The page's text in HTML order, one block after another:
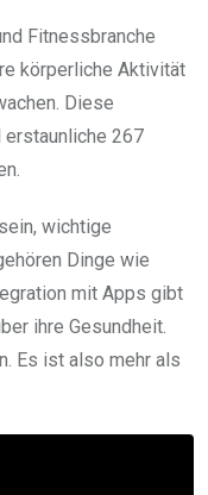
Fitnessbranche
körperliche Aktivität
Diese
267
wichtige
Dinge wie
mit Apps gibt
ihre Gesundheit.
Es ist also mehr als